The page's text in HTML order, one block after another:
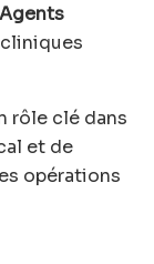
Agents
rôle clé dans
et de
opérations